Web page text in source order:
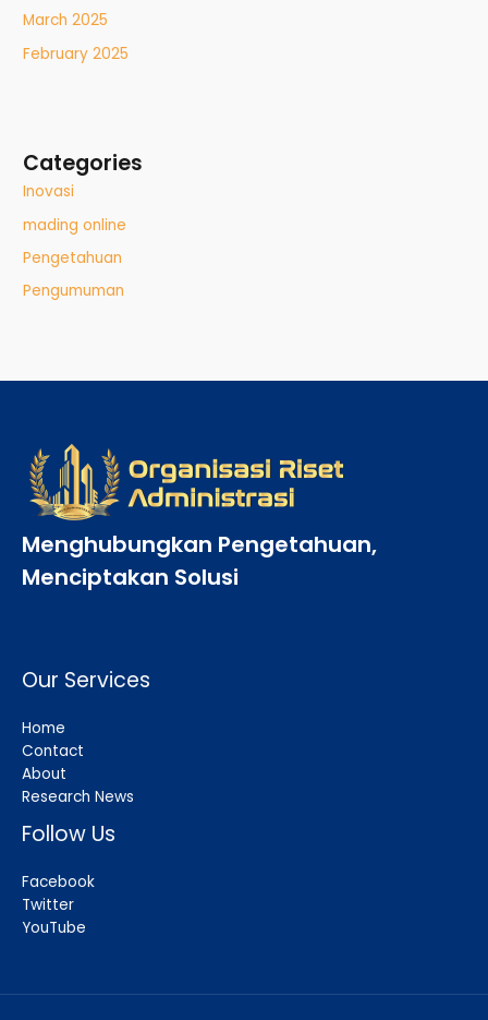
March 2025
February 2025
Categories
Inovasi
mading online
Pengetahuan
Pengumuman
Menghubungkan Pengetahuan,
Menciptakan Solusi
Our Services
Home
Contact
About
Research News
Follow Us
Facebook
Twitter
YouTube